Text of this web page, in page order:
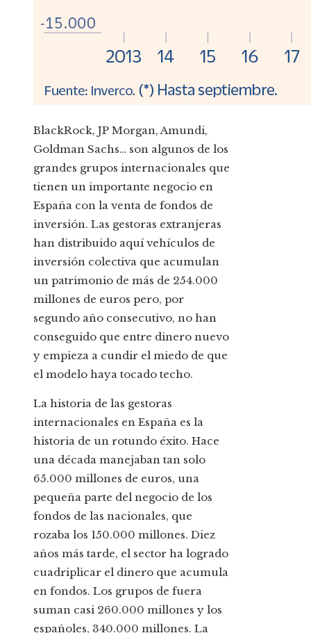
BlackRock, JP Morgan, Amundi,
Goldman Sachs… son algunos de los
grandes grupos internacionales que
tienen un importante negocio en
España con la venta de fondos de
inversión. Las gestoras extranjeras
han distribuido aquí vehículos de
inversión colectiva que acumulan
un patrimonio de más de 254.000
millones de euros pero, por
segundo año consecutivo, no han
conseguido que entre dinero nuevo
y empieza a cundir el miedo de que
el modelo haya tocado techo.
La historia de las gestoras
internacionales en España es la
historia de un rotundo éxito. Hace
una década manejaban tan solo
65.000 millones de euros, una
pequeña parte del negocio de los
fondos de las nacionales, que
rozaba los 150.000 millones. Diez
años más tarde, el sector ha logrado
cuadriplicar el dinero que acumula
en fondos. Los grupos de fuera
suman casi 260.000 millones y los
españoles, 340.000 millones. La